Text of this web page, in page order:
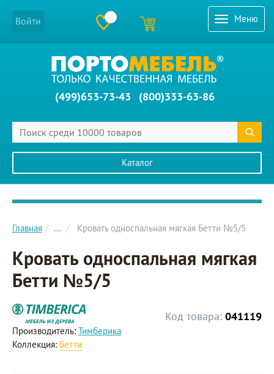
Меню
Войти
(499)653-73-43 (800)333-63-86
Каталог
Главное меню сайта
Главная ... Кровать односпальная мягкая Бетти №5/5
Кровать односпальная мягкая
Бетти №5/5
Код товара: 041119
Производитель: Тимберика
Коллекция: Бетти